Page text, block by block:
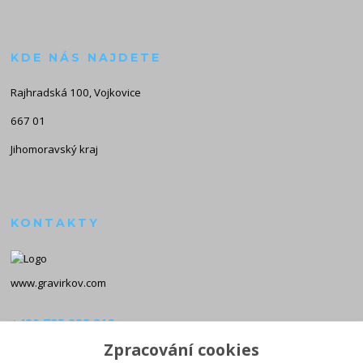
KDE NÁS NAJDETE
Rajhradská 100, Vojkovice
667 01
Jihomoravský kraj
KONTAKTY
www.gravirkov.com
+420 735 923 312
Zpracování cookies